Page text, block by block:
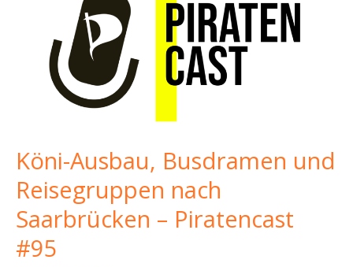
Köni-Ausbau, Busdramen und
Reisegruppen nach
Saarbrücken – Piratencast
#95